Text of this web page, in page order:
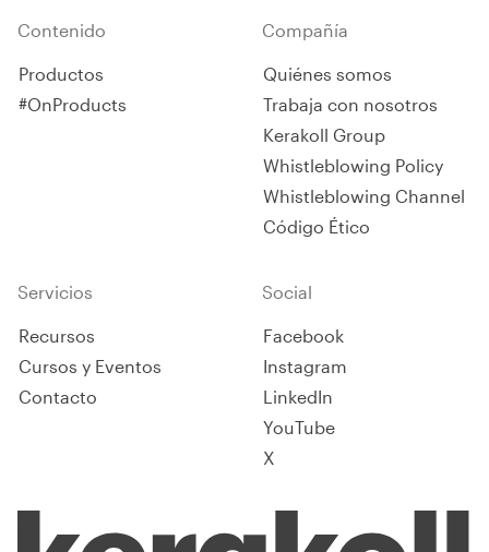
Contenido
Productos
#OnProducts
Compañía
Quiénes somos
Trabaja con nosotros
Kerakoll Group
Whistleblowing Policy
Whistleblowing Channel
Código Ético
Servicios
Recursos
Cursos y Eventos
Contacto
Social
Facebook
Instagram
LinkedIn
YouTube
X